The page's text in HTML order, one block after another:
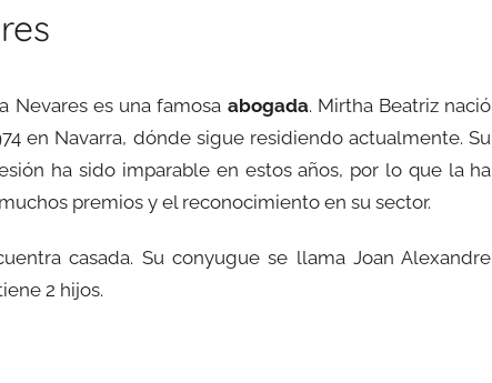
Nevares es una famosa abogada. Mirtha Beatriz nació
en Navarra, dónde sigue residiendo actualmente. Su
ha sido imparable en estos años, por lo que la ha
premios y el reconocimiento en su sector.
casada. Su conyugue se llama Joan Alexandre
2 hijos.